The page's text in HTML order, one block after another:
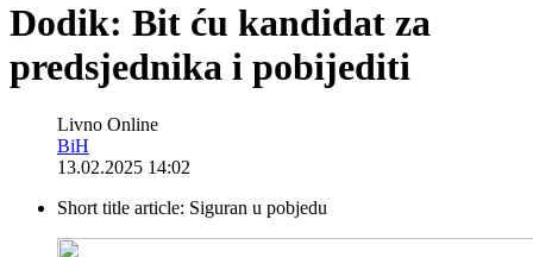
Dodik: Bit ću kandidat za
predsjednika i pobijediti
Livno Online
BiH
13.02.2025 14:02
Short title article: Siguran u pobjedu